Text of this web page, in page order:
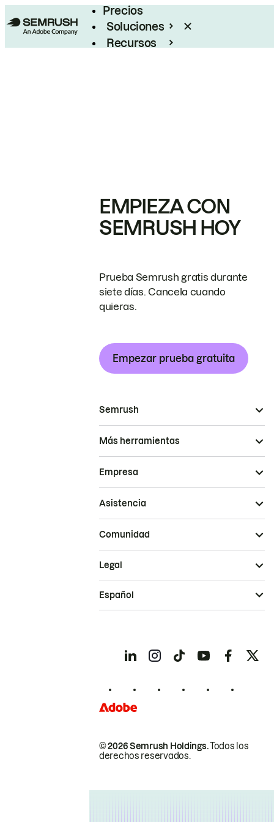
Precios
Soluciones
Recursos
EMPIEZA CON
SEMRUSH HOY
Prueba Semrush gratis durante
siete días. Cancela cuando
quieras.
Empezar prueba gratuita
Semrush
Más herramientas
Empresa
Asistencia
Comunidad
© 2026 Semrush Holdings.Todos los
derechos reservados.
Legal
Español